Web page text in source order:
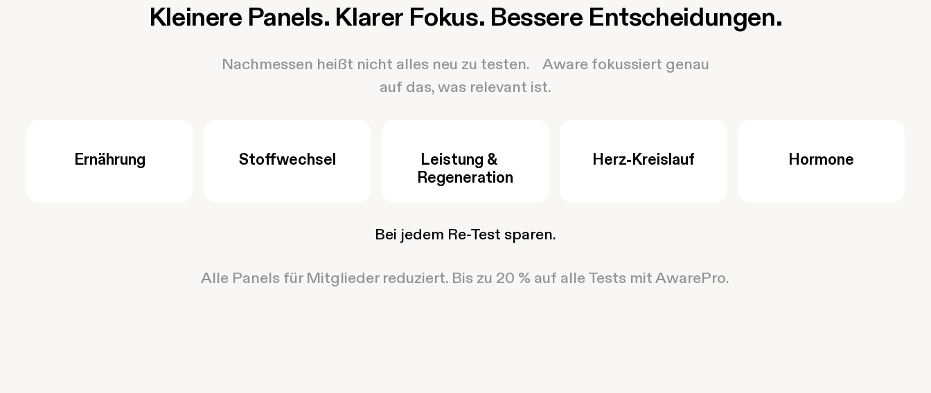
Kleinere Panels. Klarer Fokus. Bessere Entscheidungen.
Nachmessen heißt nicht alles neu zu testen. Aware fokussiert genau
auf das, was relevant ist.
Ernährung Stoffwechsel
Leistung &
Regeneration
Herz-Kreislauf Hormone
Bei jedem Re-Test sparen.
Alle Panels für Mitglieder reduziert. Bis zu 20 % auf alle Tests mit AwarePro.